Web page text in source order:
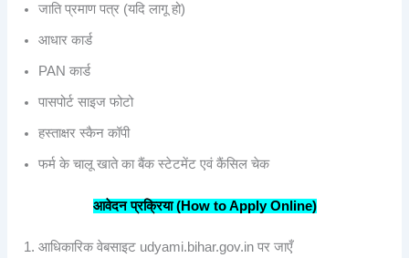
जाति प्रमाण पत्र (यदि लागू हो)
आधार कार्ड
PAN कार्ड
पासपोर्ट साइज फोटो
हस्ताक्षर स्कैन कॉपी
फर्म के चालू खाते का बैंक स्टेटमेंट एवं कैंसिल चेक
आवेदनप्रक्रिया (How to Apply Online)
आधिकारिक वेबसाइट udyami.bihar.gov.in पर जाएँ